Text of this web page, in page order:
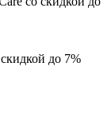
до 7%